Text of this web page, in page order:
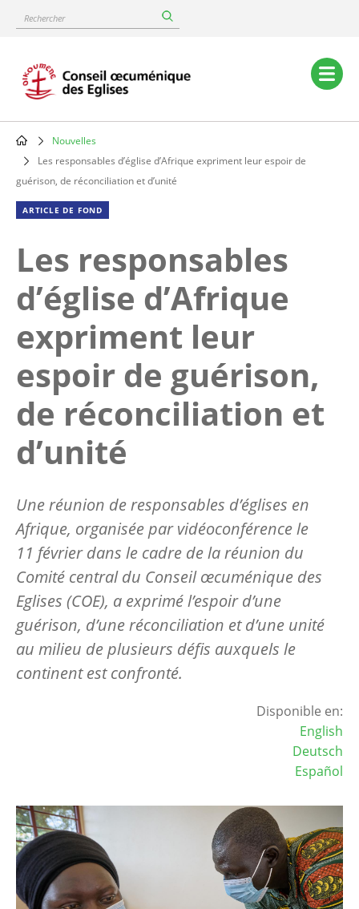
content
Rechercher
Main
navigation
Breadcrumb
Nouvelles
Les responsables d’église d’Afrique expriment leur espoir de
guérison, de réconciliation et d’unité
ARTICLE DE FOND
Les responsables
d’église d’Afrique
expriment leur
espoir de guérison,
de réconciliation et
d’unité
Une réunion de responsables d’églises en
Afrique, organisée par vidéoconférence le
11 février dans le cadre de la réunion du
Comité central du Conseil œcuménique des
Eglises (COE), a exprimé l’espoir d’une
guérison, d’une réconciliation et d’une unité
au milieu de plusieurs défis auxquels le
continent est confronté.
Disponible en:
English
Deutsch
Español
Image